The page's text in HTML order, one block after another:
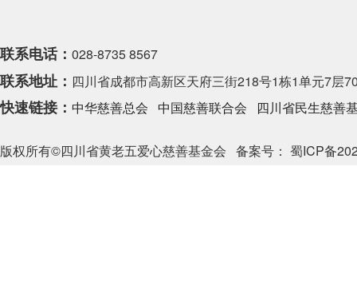
联系电话： 028-8735 8567
联系地址： 四川省成都市高新区天府三街218号1栋1单元7层
快速链接： 中华慈善总会 中国慈善联合会 四川省民生慈善
版权所有©四川省黄老五爱心慈善基金会 备案号： 蜀ICP备